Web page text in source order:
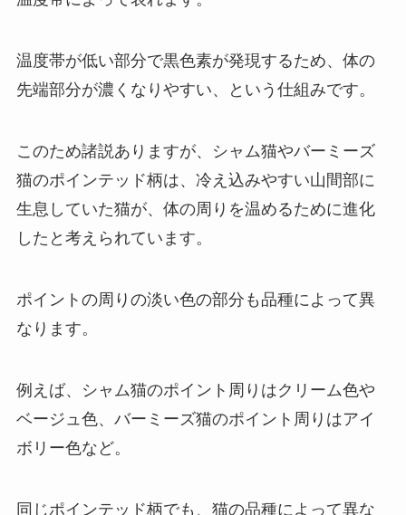
温度帯が低い部分で黒色素が発現するため、体の
先端部分が濃くなりやすい、という仕組みです。
このため諸説ありますが、シャム猫やバーミーズ
猫のポインテッド柄は、冷え込みやすい山間部に
生息していた猫が、体の周りを温めるために進化
したと考えられています。
ポイントの周りの淡い色の部分も品種によって異
なります。
例えば、シャム猫のポイント周りはクリーム色や
ベージュ色、バーミーズ猫のポイント周りはアイ
ボリー色など。
同じポインテッド柄でも、猫の品種によって異な